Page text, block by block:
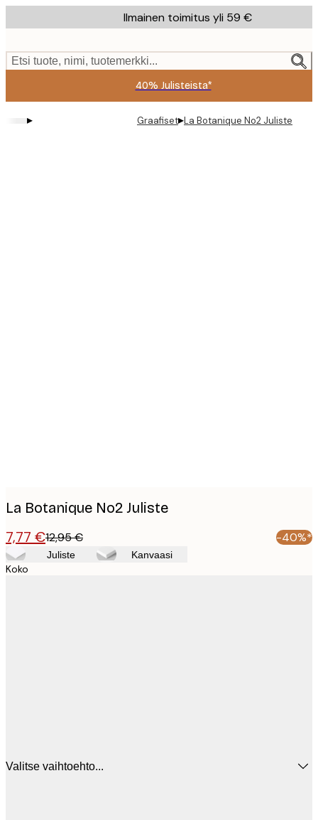
to
content.
Ilmainen toimitus yli 59 €
Etsi tuote, nimi, tuotemerkki...
40% Julisteista*
▸ Graafiset▸La Botanique No2 Juliste
La Botanique No2 Juliste
7,77 €12,95 € -40%*
Juliste Kanvaasi
Koko
Valitse vaihtoehto...